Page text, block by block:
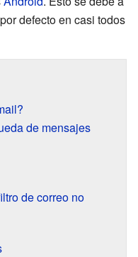
defecto en casi todos
de mensajes
de correo no